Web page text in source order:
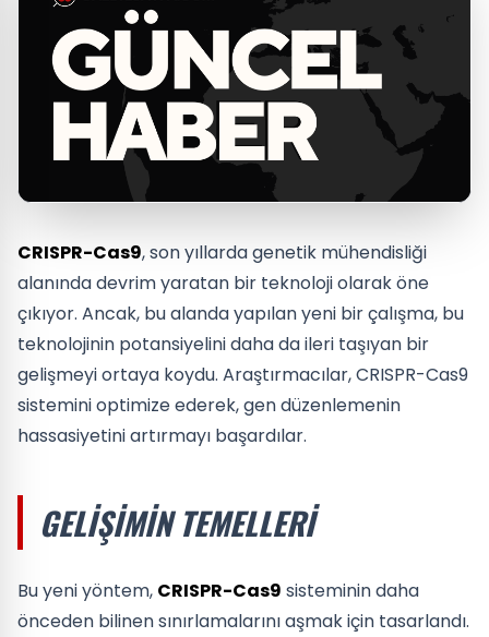
CRISPR-Cas9, son yıllarda genetik mühendisliği
alanında devrim yaratan bir teknoloji olarak öne
çıkıyor. Ancak, bu alanda yapılan yeni bir çalışma, bu
teknolojinin potansiyelini daha da ileri taşıyan bir
gelişmeyi ortaya koydu. Araştırmacılar, CRISPR-Cas9
sistemini optimize ederek, gen düzenlemenin
hassasiyetini artırmayı başardılar.
GELIŞIMIN TEMELLERI
Bu yeni yöntem, CRISPR-Cas9 sisteminin daha
önceden bilinen sınırlamalarını aşmak için tasarlandı.